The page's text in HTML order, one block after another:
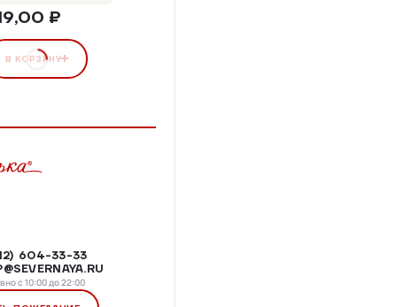
₽
В КОРЗИНУ
604-33-33
с 10:00 до 22:00